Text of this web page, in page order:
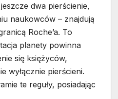
dwa pierścienie,
naukowców – znajdują
Roche’a. To
planety powinna
się księżyców,
wyłącznie pierścieni.
te reguły, posiadając